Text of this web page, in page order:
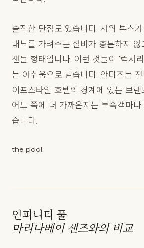
솔직한 단점도 있습니다. 샤워 부스
내부를 가려주는 설비가 충분하지 않
샌들 형태입니다. 이런 것들이 '럭셔
는 아쉬움으로 남습니다. 안다즈는
이프스타일 호텔의 경계에 있는 브랜
어느 쪽에 더 가까운지는 투숙객마
습니다.
the pool
인피니티 풀
마리나베이 샌즈와의 비교